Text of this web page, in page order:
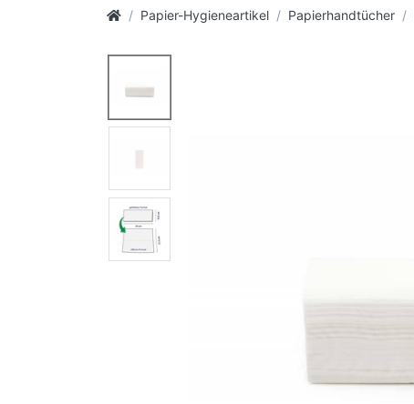
Papier-Hygieneartikel Papierhandtücher